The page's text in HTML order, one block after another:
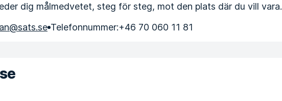
dig målmedvetet, steg för steg, mot den plats där du vill vara.
Telefonnummer:+46 70 060 11 81